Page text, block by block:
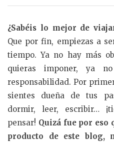
¿Sabéis lo mejor de
Que por fin, empiezas a
tiempo. Ya no hay más
quieras imponer, ya
responsabilidad. Por
sientes dueña de tus
dormir, leer, escribir…
pensar! Quizá fue por eso
producto de este blog,